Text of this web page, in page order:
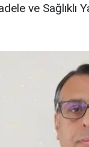
ve Sağlıklı